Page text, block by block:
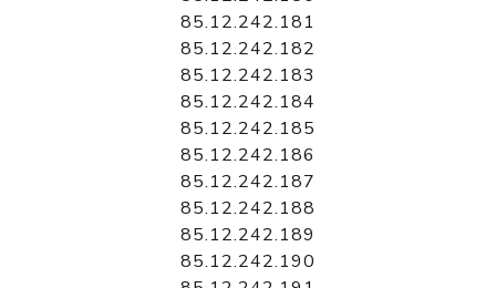
85.12.242.181
85.12.242.182
85.12.242.183
85.12.242.184
85.12.242.185
85.12.242.186
85.12.242.187
85.12.242.188
85.12.242.189
85.12.242.190